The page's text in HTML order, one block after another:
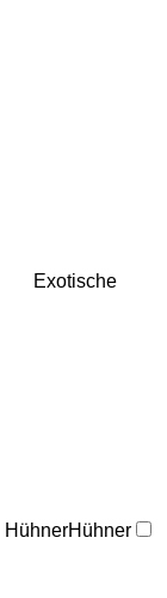
Exotische
HühnerHühner